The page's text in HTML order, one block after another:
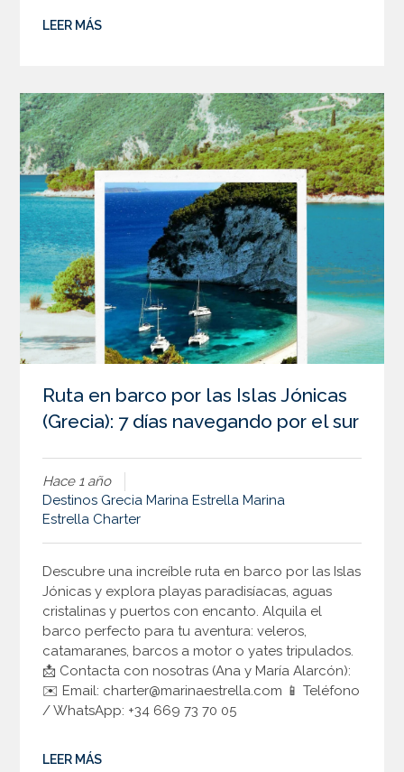
LEER MÁS
Ruta en barco por las Islas Jónicas
(Grecia): 7 días navegando por el sur
Hace 1 año
Destinos Grecia Marina Estrella Marina
Estrella Charter
Descubre una increíble ruta en barco por las Islas
Jónicas y explora playas paradisíacas, aguas
cristalinas y puertos con encanto. Alquila el
barco perfecto para tu aventura: veleros,
catamaranes, barcos a motor o yates tripulados.
📩 Contacta con nosotras (Ana y María Alarcón):
✉️ Email: charter@marinaestrella.com 📱 Teléfono
/ WhatsApp: +34 669 73 70 05
LEER MÁS